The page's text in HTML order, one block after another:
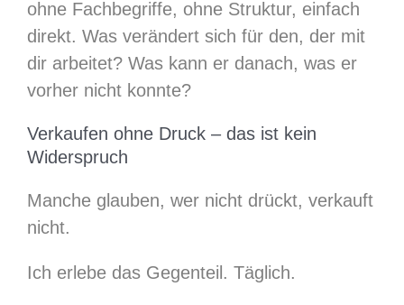
ohne Fachbegriffe, ohne Struktur, einfach
direkt. Was verändert sich für den, der mit
dir arbeitet? Was kann er danach, was er
vorher nicht konnte?
Verkaufen ohne Druck – das ist kein
Widerspruch
Manche glauben, wer nicht drückt, verkauft
nicht.
Ich erlebe das Gegenteil. Täglich.